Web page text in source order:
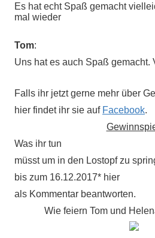
Es hat echt Spaß gemacht
mal wieder
Tom:
Uns hat es auch Spaß gemacht.
Falls ihr jetzt gerne mehr über
hier findet ihr sie auf Facebook.
Was ihr tun
müsst um in den Lostopf zu
bis zum 16.12.2017* hier
als Kommentar beantworten.
Wie feiern Tom und